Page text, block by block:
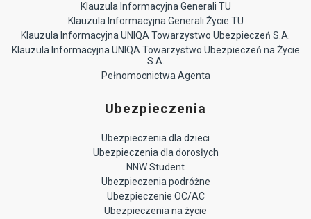
Klauzula Informacyjna Generali TU
Klauzula Informacyjna Generali Życie TU
Klauzula Informacyjna UNIQA Towarzystwo Ubezpieczeń S.A.
Klauzula Informacyjna UNIQA Towarzystwo Ubezpieczeń na Życie
S.A.
Pełnomocnictwa Agenta
Ubezpieczenia
Ubezpieczenia dla dzieci
Ubezpieczenia dla dorosłych
NNW Student
Ubezpieczenia podróżne
Ubezpieczenie OC/AC
Ubezpieczenia na życie